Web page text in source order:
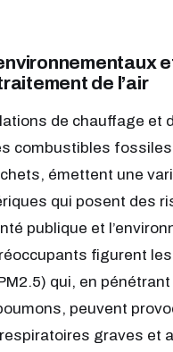
de l’air
de chauffage et
combustibles
émettent une
qui posent des
publique et
figurent
qui, en
peuvent
graves et